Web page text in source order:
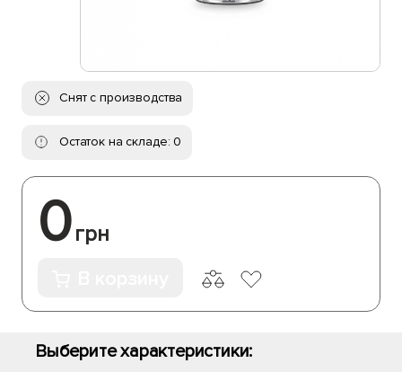
Снят с производства
Остаток на складе: 0
0грн
Выберите характеристики: